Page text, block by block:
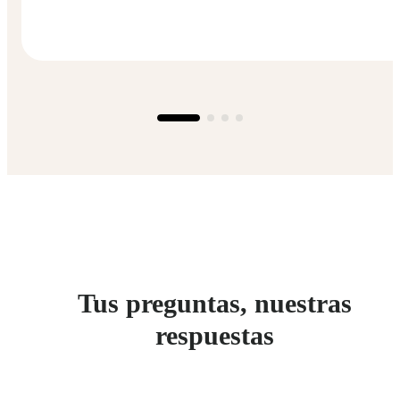
Tus preguntas, nuestras
respuestas